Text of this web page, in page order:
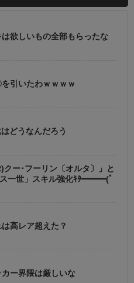
は欲しいもの全部もらったな
を引いたわｗｗｗｗ
どうなんだろう
クー･フーリン〔オルタ〕」と
一世」スキル強化ｷﾀ━━━(ﾟ
は高レア超えた？
カー界隈は厳しいな